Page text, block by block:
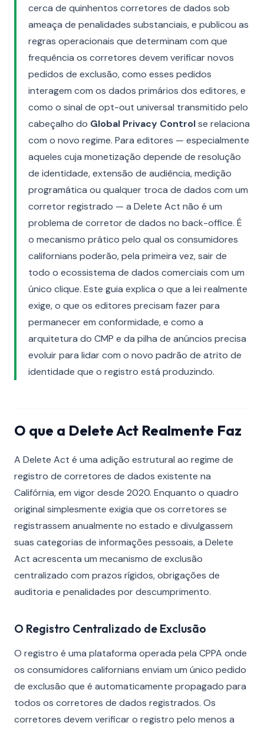
cerca de quinhentos corretores de dados sob
ameaça de penalidades substanciais, e publicou as
regras operacionais que determinam com que
frequência os corretores devem verificar novos
pedidos de exclusão, como esses pedidos
interagem com os dados primários dos editores, e
como o sinal de opt-out universal transmitido pelo
cabeçalho do Global Privacy Controlse relaciona
com o novo regime. Para editores — especialmente
aqueles cuja monetização depende de resolução
de identidade, extensão de audiência, medição
programática ou qualquer troca de dados com um
corretor registrado — a Delete Act não é um
problema de corretor de dados no back-office. É
o mecanismo prático pelo qual os consumidores
californians poderão, pela primeira vez, sair de
todo o ecossistema de dados comerciais com um
único clique. Este guia explica o que a lei realmente
exige, o que os editores precisam fazer para
permanecer em conformidade, e como a
arquitetura do CMP e da pilha de anúncios precisa
evoluir para lidar com o novo padrão de atrito de
identidade que o registro está produzindo.
O que a Delete Act Realmente Faz
A Delete Act é uma adição estrutural ao regime de
registro de corretores de dados existente na
Califórnia, em vigor desde 2020. Enquanto o quadro
original simplesmente exigia que os corretores se
registrassem anualmente no estado e divulgassem
suas categorias de informações pessoais, a Delete
Act acrescenta um mecanismo de exclusão
centralizado com prazos rígidos, obrigações de
auditoria e penalidades por descumprimento.
O Registro Centralizado de Exclusão
O registro é uma plataforma operada pela CPPA onde
os consumidores californians enviam um único pedido
de exclusão que é automaticamente propagado para
todos os corretores de dados registrados. Os
corretores devem verificar o registro pelo menos a